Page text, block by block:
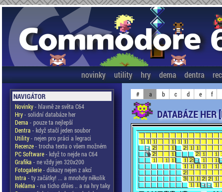
novinky utility hry dema dentra
NAVIGÁTOR
Novinky- hlavně ze světa C64
Hry- solidní databáze her
Dema - pouze ta nejlepší
Dentra - když stačí jeden soubor
Utility- nejen pro práci a legraci
Recenze- trocha textu o všem možném
PC Software- když to nejde na C64
Grafika - ne vždy jen 320x200
Fotogalerie- důkazy nejen z akcí
Intra - ty začátky! ... a mnohdy několik
Reklama - na ticho dňies .. a na hry taky
# a b c d e f
DATABÁZE HER